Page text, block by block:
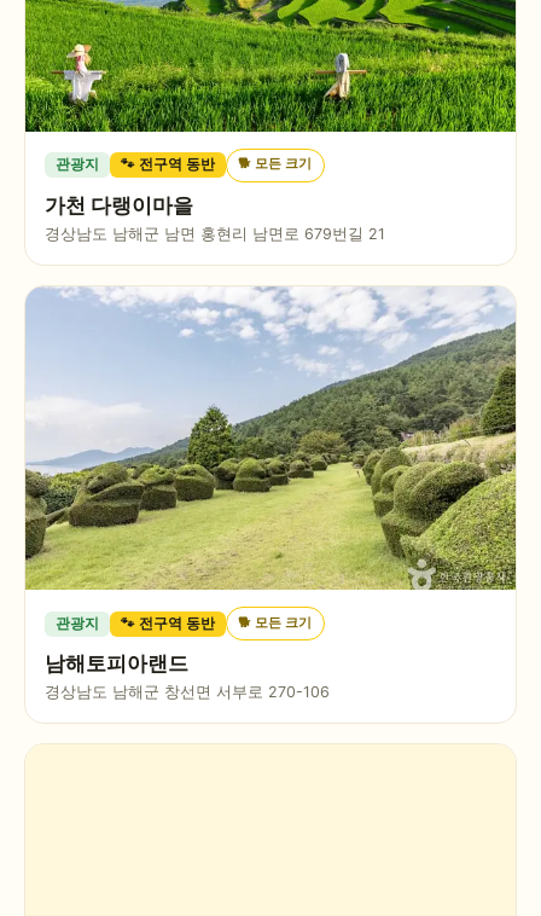
관광지 🐾 전구역 동반 🐕모든 크기
가천 다랭이마을
경상남도 남해군 남면 홍현리 남면로 679번길 21
관광지 🐾 전구역 동반 🐕 모든 크기
남해토피아랜드
경상남도 남해군 창선면 서부로 270-106